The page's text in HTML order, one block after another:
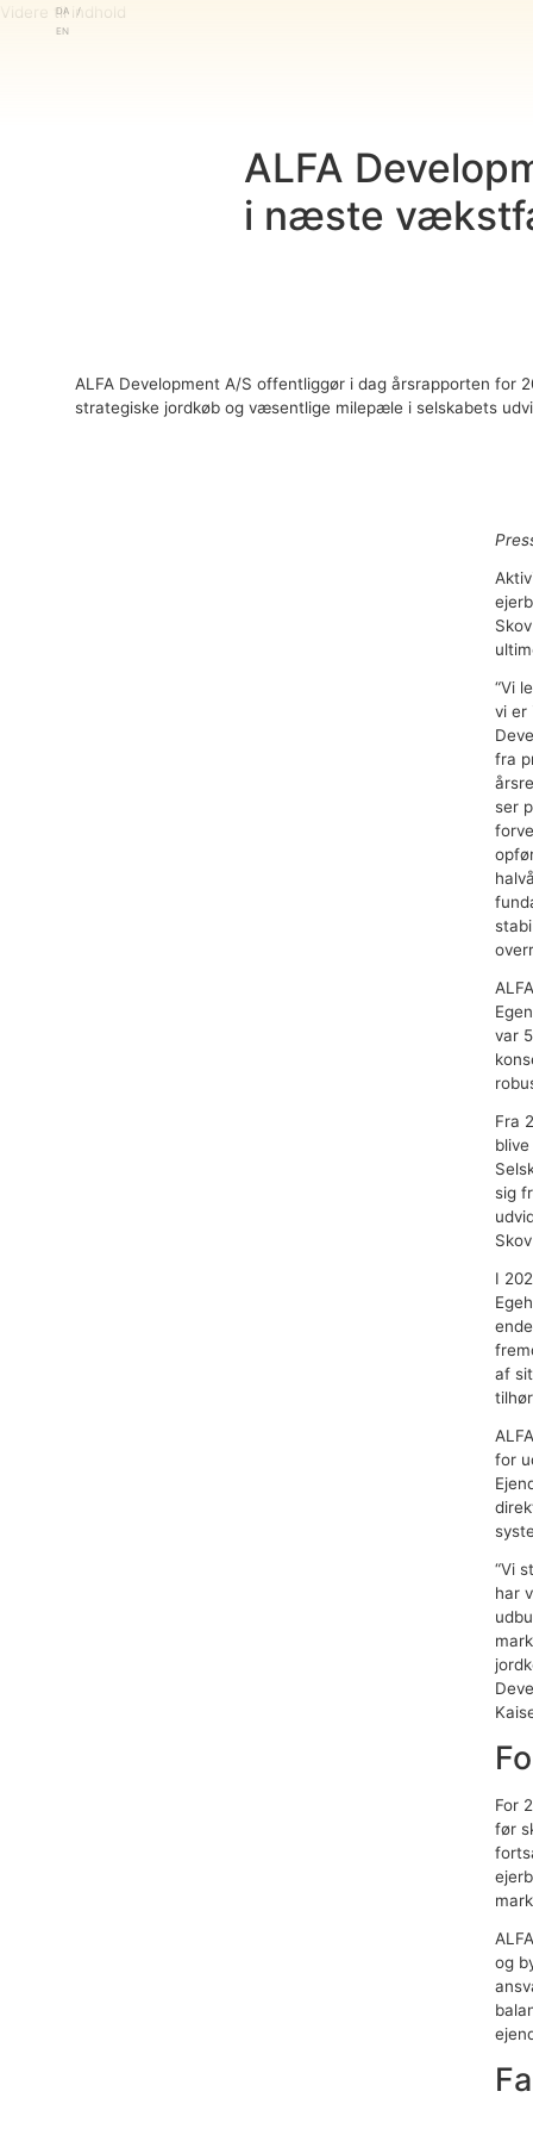
Videre til indhold
DA
EN
Nyt boligkoncept
ALFA
i næste
ALFA Development A/S offentliggør i dag årsrapporten
strategiske jordkøb og væsentlige milepæle i selskabets
“Vi
vi er
fra
ser
var
Fra
sig
I
af
for
“Vi
har
For
før
og